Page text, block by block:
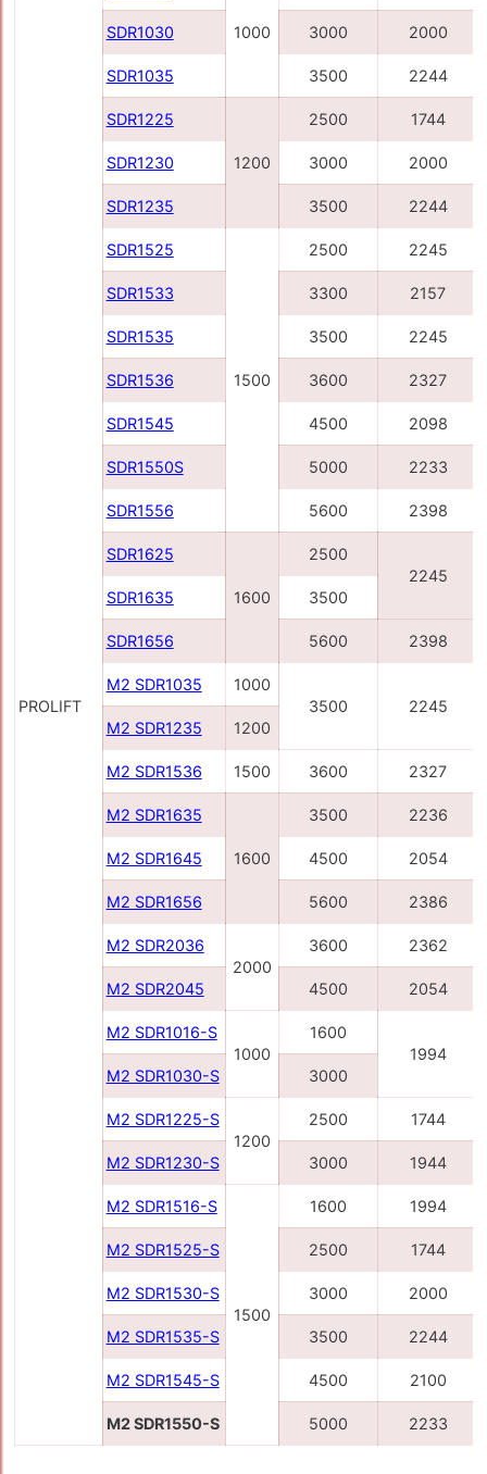
PROLIFT
1000
SDR1030 3000 2000
SDR1035 3500 2244
SDR1225
1200
2500 1744
SDR1230 3000 2000
SDR1235 3500 2244
SDR1525
1500
2500 2245
SDR1533 3300 2157
SDR1535 3500 2245
SDR1536 3600 2327
SDR1545 4500 2098
SDR1550S 5000 2233
SDR1556 5600 2398
SDR1625
1600
2500
2245
SDR1635
3500
SDR1656 5600 2398
M2 SDR1035
1000
3500
2245
M2 SDR1235
1200
M2 SDR1536 1500 3600 2327
M2 SDR1635
1600
3500 2236
M2 SDR1645 4500 2054
M2 SDR1656 5600 2386
M2 SDR2036
2000
3600 2362
M2 SDR2045 4500 2054
M2 SDR1016-S
1000
1600
1994
M2 SDR1030-S
3000
M2 SDR1225-S
1200
2500 1744
M2 SDR1230-S 3000 1944
M2 SDR1516-S
1500
1600 1994
M2 SDR1525-S 2500 1744
M2 SDR1530-S 3000 2000
M2 SDR1535-S 3500 2244
M2 SDR1545-S 4500 2100
M2 SDR1550-S 5000 2233